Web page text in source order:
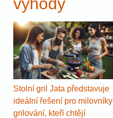
Stolní gril Jata představuje
ideální řešení pro milovníky
grilování, kteří chtějí